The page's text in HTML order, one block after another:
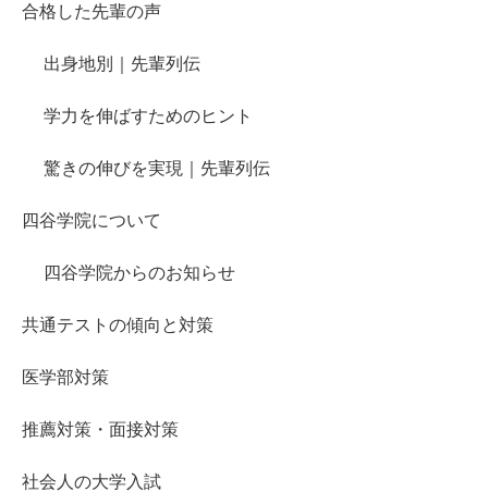
合格した先輩の声
出身地別｜先輩列伝
学力を伸ばすためのヒント
驚きの伸びを実現｜先輩列伝
四谷学院について
四谷学院からのお知らせ
共通テストの傾向と対策
医学部対策
推薦対策・面接対策
社会人の大学入試